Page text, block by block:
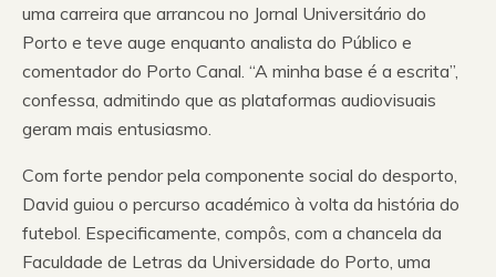
uma carreira que arrancou no Jornal Universitário do
Porto e teve auge enquanto analista do Público e
comentador do Porto Canal. “A minha base é a escrita”,
confessa, admitindo que as plataformas audiovisuais
geram mais entusiasmo.
Com forte pendor pela componente social do desporto,
David guiou o percurso académico à volta da história do
futebol. Especificamente, compôs, com a chancela da
Faculdade de Letras da Universidade do Porto, uma